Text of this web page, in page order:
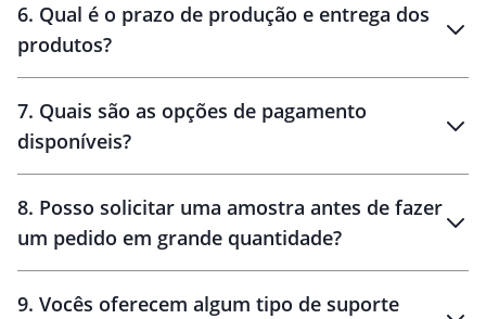
6. Qual é o prazo de produção e entrega dos
produtos?
10 dias
brinde
48 horas
7. Quais são as opções de pagamento
disponíveis?
8. Posso solicitar uma amostra antes de fazer
um pedido em grande quantidade?
9. Vocês oferecem algum tipo de suporte